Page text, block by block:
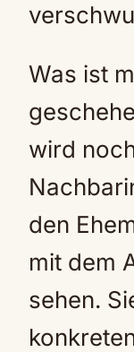
Was ist
wird
den
mit dem
sehen.